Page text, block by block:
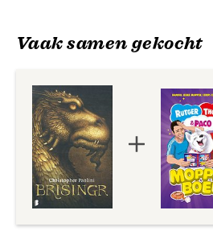
Vaak samen gekocht